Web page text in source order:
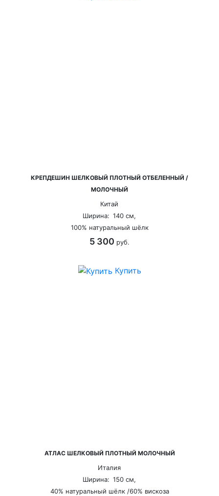
КРЕПДЕШИН ШЕЛКОВЫЙ ПЛОТНЫЙ ОТБЕЛЕННЫЙ /
МОЛОЧНЫЙ
Китай
Ширина: 140 см,
100% натуральный шёлк
5 300руб.
Купить
АТЛАС ШЕЛКОВЫЙ ПЛОТНЫЙ МОЛОЧНЫЙ
Италия
Ширина: 150 см,
40% натуральный шёлк /60% вискоза